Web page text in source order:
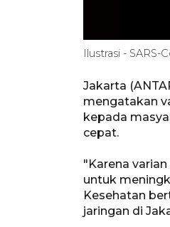
Ilustrasi - SARS-
Jakarta
mengatakan
kepada
cepat.
"Karena
untuk
Kesehatan
jaringan di